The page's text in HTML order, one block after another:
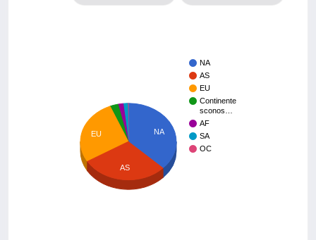
NA
AS
EU
Continente
sconos…
AF
SA
OC
NA
EU
AS